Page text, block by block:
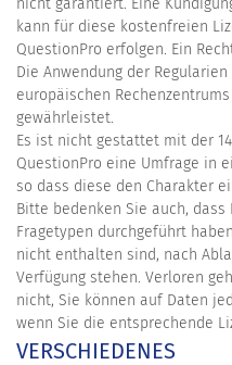
nicht garantiert. Eine
kann für diese kostenfreien
QuestionPro erfolgen. Ein
Die Anwendung der
europäischen
gewährleistet.
Es ist nicht gestattet mit der
QuestionPro eine Umfrage in
so dass diese den Charakter
Bitte bedenken Sie auch,
Fragetypen durchgeführt
nicht enthalten sind, nach
Verfügung stehen. Verloren
nicht, Sie können auf Daten
wenn Sie die entsprechende
VERSCHIEDENES